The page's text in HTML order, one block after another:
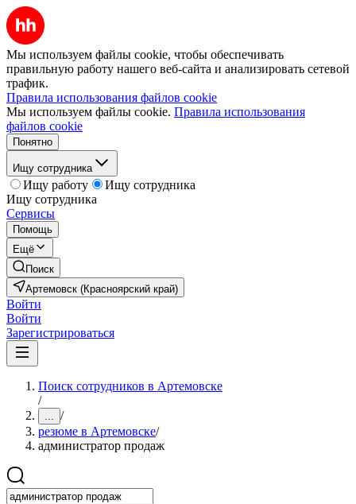
Мы используем файлы cookie, чтобы обеспечивать
правильную работу нашего веб-сайта и анализировать сетевой
трафик.
Правила использования файлов cookie
Мы используем файлы cookie. Правила использования
файлов cookie
Понятно
Ищу сотрудника
Ищу работу
Ищу сотрудника
Ищу сотрудника
Сервисы
Помощь
Ещё
Поиск
Артемовск (Красноярский край)
Войти
Войти
Зарегистрироваться
Поиск сотрудников в Артемовске
/
... /
резюме в Артемовске/
администратор продаж